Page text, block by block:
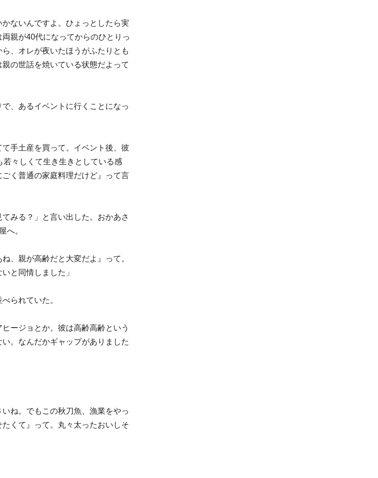
ないんですよ。ひょっとしたら実
親が40代になってからのひとりっ
、オレが夜いたほうがふたりとも
の世話を焼いている状態だよって
、あるイベントに行くことになっ
手土産を買って。イベント後、彼
々しくて生き生きとしている感
く普通の家庭料理だけど』って言
みる？」と言い出した。おかあさ
へ。
、親が高齢だと大変だよ』って。
と同情しました」
られていた。
ージョとか。彼は高齢高齢という
。なんだかギャップがありました
ね。でもこの秋刀魚、漁業をやっ
くて』って。丸々太ったおいしそ